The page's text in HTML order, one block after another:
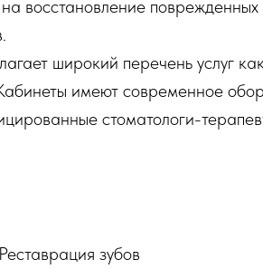
восстановление
широкий перечень услуг
имеют современное
стоматологи-
Реставрация зубов